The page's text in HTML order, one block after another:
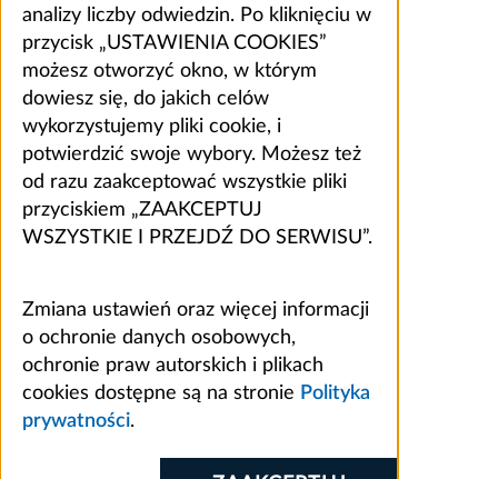
analizy liczby odwiedzin. Po kliknięciu w
przycisk „USTAWIENIA COOKIES”
możesz otworzyć okno, w którym
dowiesz się, do jakich celów
wykorzystujemy pliki cookie, i
potwierdzić swoje wybory. Możesz też
od razu zaakceptować wszystkie pliki
przyciskiem „ZAAKCEPTUJ
WSZYSTKIE I PRZEJDŹ DO SERWISU”.
Zmiana ustawień oraz więcej informacji
o ochronie danych osobowych,
ochronie praw autorskich i plikach
cookies dostępne są na stronie Polityka
prywatności.